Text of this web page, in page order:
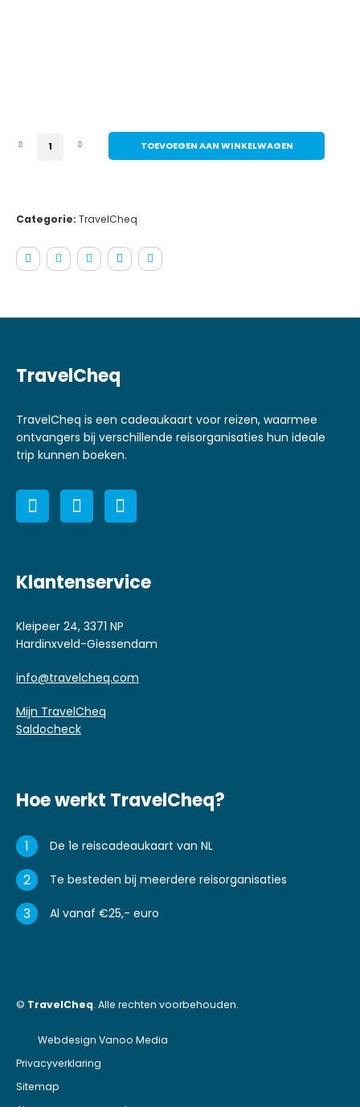
TravelCheq - Particulier aantalTOEVOEGEN AAN WINKELWAGEN
Categorie: TravelCheq
TravelCheq
TravelCheq is een cadeaukaart voor reizen, waarmee
ontvangers bij verschillende reisorganisaties hun ideale
trip kunnen boeken.
Klantenservice
Kleipeer 24, 3371 NP
Hardinxveld-Giessendam
info@travelcheq.com
Mijn TravelCheq
Saldocheck
Hoe werkt TravelCheq?
1 De 1e reiscadeaukaart van NL
2 Te besteden bij meerdere reisorganisaties
3 Al vanaf €25,- euro
© TravelCheq. Alle rechten voorbehouden.
Webdesign Vanoo Media
Privacyverklaring
Sitemap